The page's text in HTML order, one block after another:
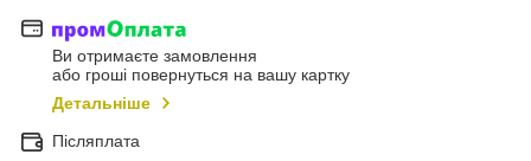
Ви отримаєте замовлення
або гроші повернуться на вашу картку
Детальніше
Післяплата